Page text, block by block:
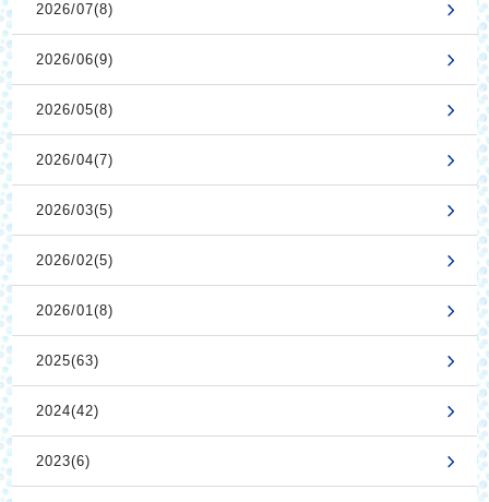
2026/07(8)
2026/06(9)
2026/05(8)
2026/04(7)
2026/03(5)
2026/02(5)
2026/01(8)
2025(63)
2024(42)
2023(6)